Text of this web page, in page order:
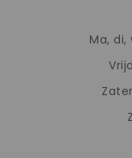
Ma, di,